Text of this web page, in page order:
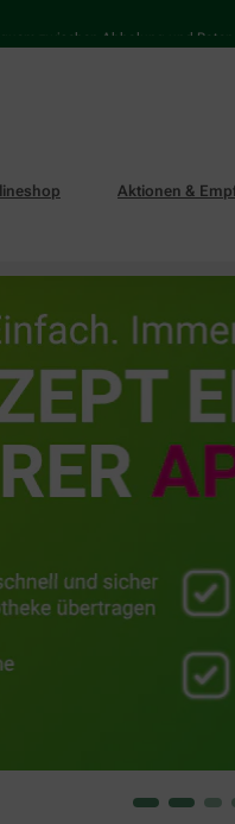
zwischen Abholung und Botendienst
Aktionen &